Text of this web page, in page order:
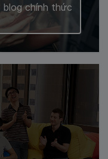
chính thức